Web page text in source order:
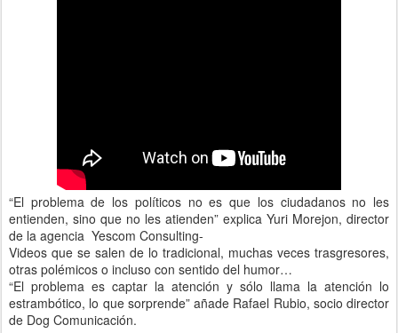
“El problema de los políticos no es que los ciudadanos no les
entienden, sino que no les atienden” explica Yuri Morejon, director
de la agencia Yescom Consulting-
Videos que se salen de lo tradicional, muchas veces trasgresores,
otras polémicos o incluso con sentido del humor…
“El problema es captar la atención y sólo llama la atención lo
estrambótico, lo que sorprende” añade Rafael Rubio, socio director
de Dog Comunicación.